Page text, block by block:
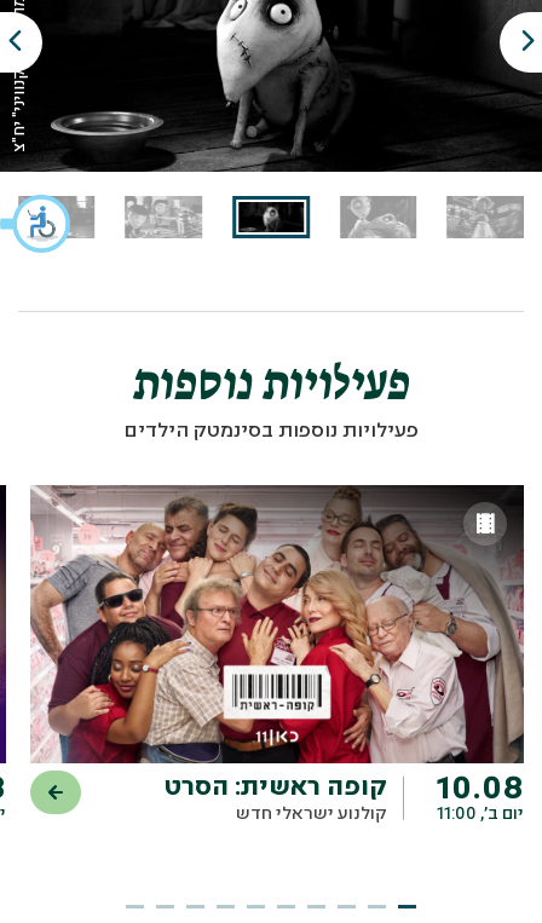
מתוך: "פרנקנוויני" יח"צ
פעילויות נוספות
פעילויות נוספות בסינמטק הילדים
10.08
יום ב׳, 11:00
קופה ראשית: הסרט
קולנוע ישראלי חדש